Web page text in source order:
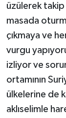
üzülerek
masada
çıkmaya ve
vurgu
izliyor ve
ortamının
ülkelerine de
aklıselimle